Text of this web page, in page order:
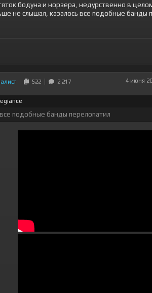
бодуна и норзера, недурственно в
не слышал, казалось все подобные банды
522 2 217 4 июня
подобные банды перелопатил